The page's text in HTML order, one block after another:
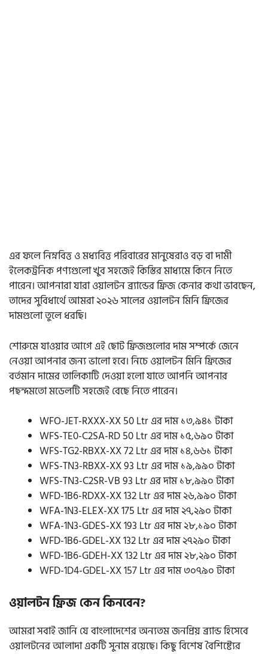
এর ফলে নিম্নবিত্ত ও মধ্যবিত্ত পরিবারের মানুষেরাও বড় বা দামী
ইলেকট্রনিক পণ্যগুলো খুব সহজেই কিস্তির মাধ্যমে কিনে নিতে
পারেন। আপনারা যারা ওয়ালটন ব্র্যান্ডের ফ্রিজ কেনার কথা ভাবছেন,
তাদের সুবিধার্থে আমরা ২০২৬ সালের ওয়ালটন মিনি ফ্রিজের
দামগুলো তুলে ধরছি।
শোরুমে যাওয়ার আগে এই ছোট ফ্রিজগুলোর দাম সম্পর্কে জেনে
নেওয়া আপনার জন্য ভালো হবে। নিচে ওয়ালটন মিনি ফ্রিজের
বর্তমান দামের তালিকাটি দেওয়া হলো যাতে আপনি আপনার
পছন্দমতো মডেলটি সহজেই বেছে নিতে পারেন।
WFO-JET-RXXX-XX 50 Ltr এর দাম ১৩,৯৪১ টাকা
WFS-TE0-C2SA-RD 50 Ltr এর দাম ১৫,৬৯০ টাকা
WFS-TG2-RBXX-XX 72 Ltr এর দাম ১৪,৬৬১ টাকা
WFS-TN3-RBXX-XX 93 Ltr এর দাম ১৯,৯৯০ টাকা
WFS-TN3-C2SR-VB 93 Ltr এর দাম ১৮,৯৯০ টাকা
WFD-1B6-RDXX-XX 132 Ltr এর দাম ২৬,৯৯০ টাকা
WFA-1N3-ELEX-XX 175 Ltr এর দাম ২৭,২৯০ টাকা
WFA-1N3-GDES-XX 193 Ltr এর দাম ২৮,১৯০ টাকা
WFD-1B6-GDEL-XX 132 Ltr এর দাম ২৭২৯০ টাকা
WFD-1B6-GDEH-XX 132 Ltr এর দাম ২৮,২৯০ টাকা
WFD-1D4-GDEL-XX 157 Ltr এর দাম ৩০৭৯০ টাকা
ওয়ালটন ফ্রিজ কেন কিনবেন?
আমরা সবাই জানি যে বাংলাদেশের অন্যতম জনপ্রিয় ব্র্যান্ড হিসেবে
ওয়ালটনের আলাদা একটি সুনাম রয়েছে। কিছু বিশেষ বৈশিষ্ট্যের